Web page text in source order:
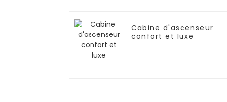
Cabine d'ascenseur
confort et luxe